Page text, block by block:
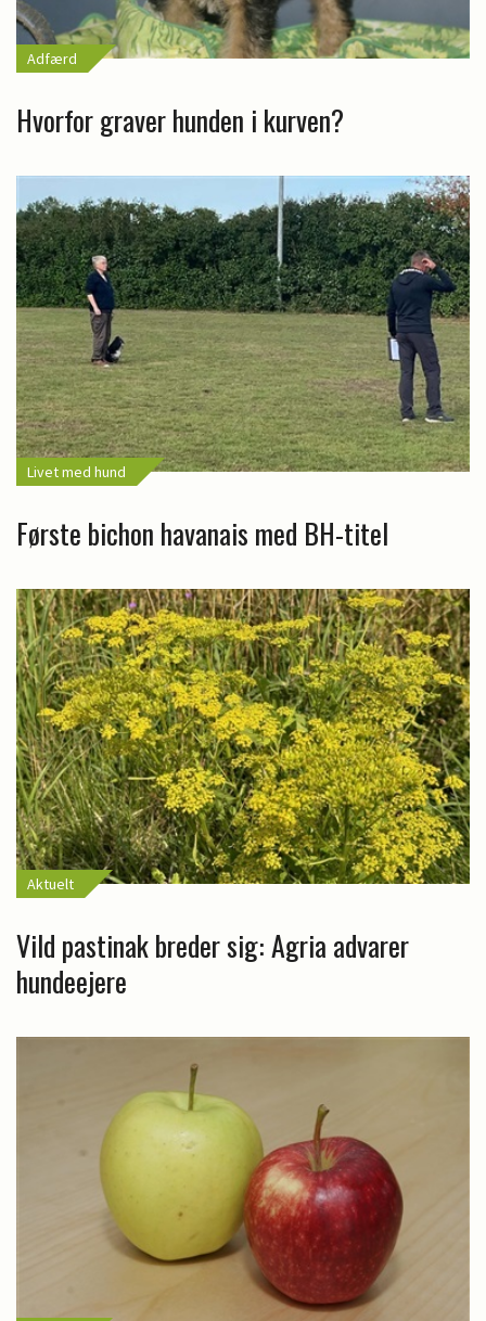
Adfærd
Hvorfor graver hunden i kurven?
Livet med hund
Første bichon havanais med BH-titel
Aktuelt
Vild pastinak breder sig: Agria advarer
hundeejere